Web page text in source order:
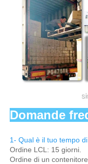
Domande
1- Qual è il tuo tempo
Ordine LCL: 15 giorni.
Ordine di un